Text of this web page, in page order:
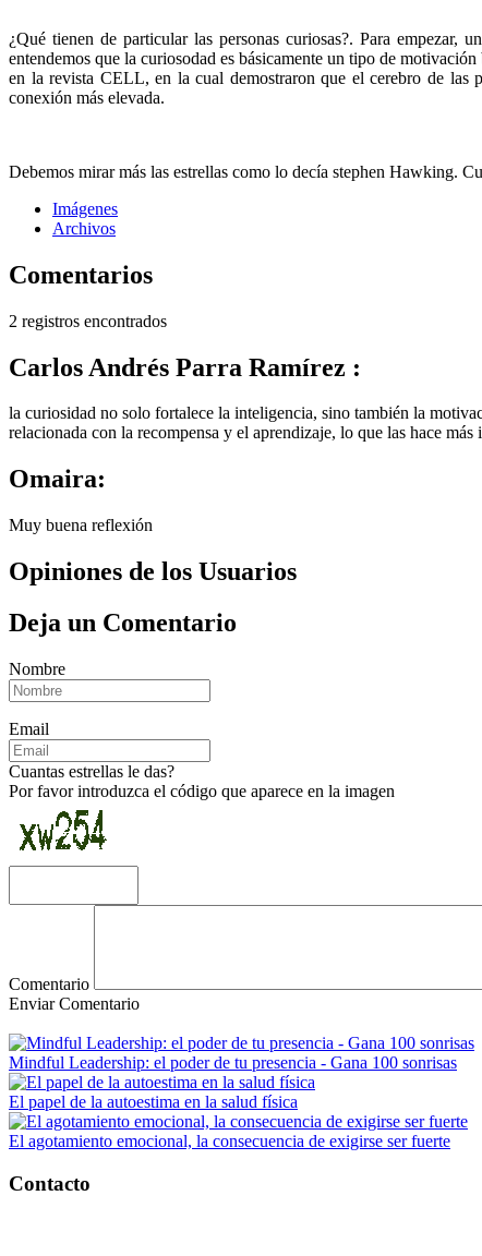
¿Qué tienen de particular las personas curiosas?. Para empezar,
entendemos que la curiosodad es básicamente un tipo de
en la revista CELL, en la cual demostraron que el cerebro de las
conexión más elevada.
Debemos mirar más las estrellas como lo decía stephen Hawking.
Imágenes
Archivos
Comentarios
2 registros encontrados
Carlos Andrés Parra Ramírez :
la curiosidad no solo fortalece la inteligencia, sino también la
relacionada con la recompensa y el aprendizaje, lo que las hace
Omaira:
Muy buena reflexión
Opiniones de los Usuarios
Deja un Comentario
Nombre
Email
Cuantas estrellas le das?
Por favor introduzca el código que aparece en la imagen
Comentario
Enviar Comentario
Mindful Leadership: el poder de tu presencia - Gana 100 sonrisas
El papel de la autoestima en la salud física
El agotamiento emocional, la consecuencia de exigirse ser fuerte
Contacto